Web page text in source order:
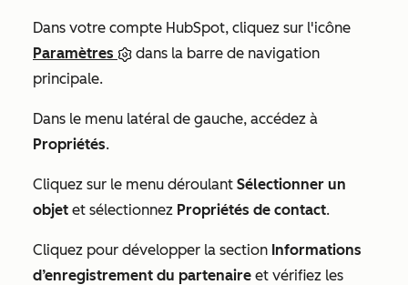
Dans votre compte HubSpot, cliquez sur l'icône
Paramètres
dans la barre de navigation
principale.
Dans le menu latéral de gauche, accédez à
Propriétés.
Cliquez sur le menu déroulant Sélectionner un
objet et sélectionnez Propriétés de contact.
Cliquez pour développer la section Informations
d’enregistrement du partenaire et vérifiez les